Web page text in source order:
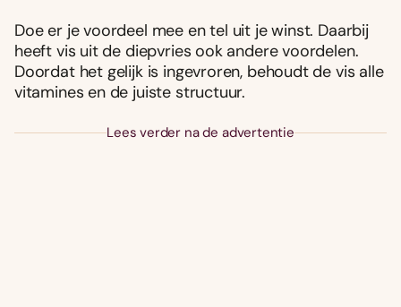
Doe er je voordeel mee en tel uit je winst. Daarbij
heeft vis uit de diepvries ook andere voordelen.
Doordat het gelijk is ingevroren, behoudt de vis alle
vitamines en de juiste structuur.
Lees verder na de advertentie